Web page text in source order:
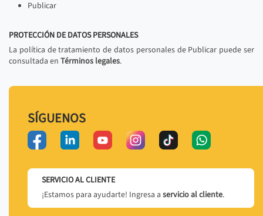
Publicar
PROTECCIÓN DE DATOS PERSONALES
La política de tratamiento de datos personales de Publicar puede ser
consultada en Términos legales.
SÍGUENOS
SERVICIO AL CLIENTE
¡Estamos para ayudarte! Ingresa a servicio al cliente.